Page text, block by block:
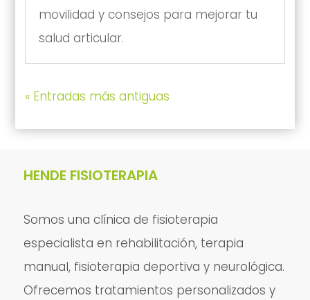
movilidad y consejos para mejorar tu
salud articular.
« Entradas más antiguas
HENDE FISIOTERAPIA
Somos una clínica de fisioterapia
especialista en rehabilitación, terapia
manual, fisioterapia deportiva y neurológica.
Ofrecemos tratamientos personalizados y